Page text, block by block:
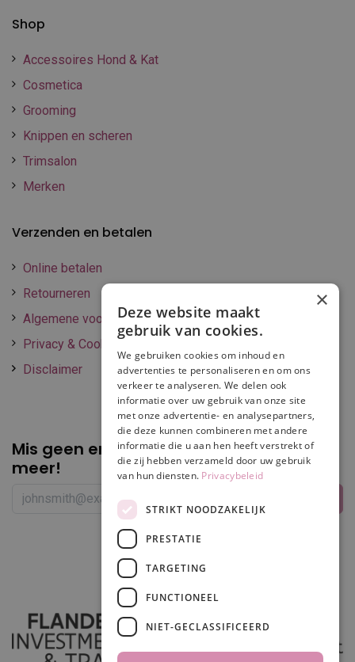
Shop
Accessoires Hond & Kat
Cosmetica
Grooming
Knippen en scheren
Trimsalon
Merken
Verzenden en betalen
Online betalen
Retourneren
Algemene voorwaarden
Privacy & Cookie policy
Disclaimer
Mis geen enkelepromotie of korting
meer!
×
Deze website maakt
gebruik van cookies.
We gebruiken cookies om inhoud en
advertenties te personaliseren en om ons
verkeer te analyseren. We delen ook
informatie over uw gebruik van onze site
met onze advertentie- en analysepartners,
die deze kunnen combineren met andere
informatie die u aan hen heeft verstrekt of
die zij hebben verzameld door uw gebruik
van hun diensten. Privacybeleid
STRIKT NOODZAKELIJK
PRESTATIE
TARGETING
FUNCTIONEEL
NIET-GECLASSIFICEERD